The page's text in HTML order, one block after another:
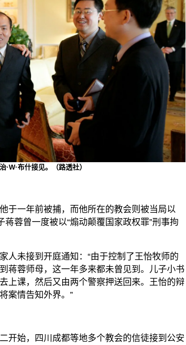
布什接见。（路透社）
于一年前被捕，而他所在的教会则被当局以
蒋蓉曾一度被以“煽动颠覆国家政权罪”刑事拘
人未接到开庭通知：“由于控制了王怡牧师的
蒋蓉师母，这一年多来都未曾见到。儿子小书
上课，然后又由两个警察押送回来。王怡的辩
案情告知外界。”
开始，四川成都等地多个教会的信徒接到公安